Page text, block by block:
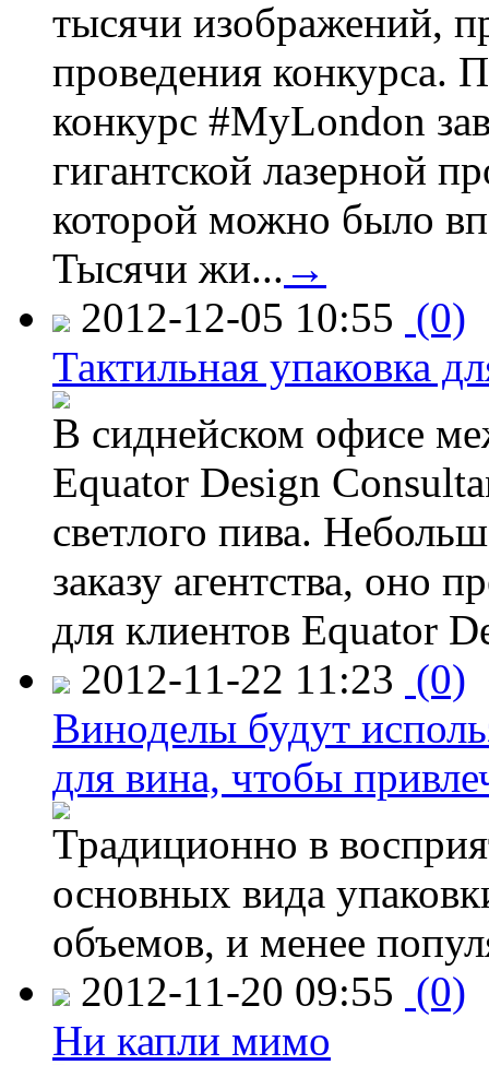
тысячи изображений,
проведения конкурса.
конкурс #MyLondon
гигантской лазерной
которой можно было
Тысячи жи... →
2012-12-05 10:55 (0)
Тактильная упаковка
В сиднейском офисе
Equator Design
светлого пива.
заказу агентства, оно
для клиентов Equator
2012-11-22 11:23 (0)
Виноделы будут
для вина, чтобы
Традиционно в
основных вида
объемов, и менее
2012-11-20 09:55 (0)
Ни капли мимо